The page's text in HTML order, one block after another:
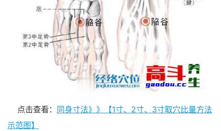
点击查看： 同身寸法》》【1寸、2寸、3寸取穴比量方法
示范图】